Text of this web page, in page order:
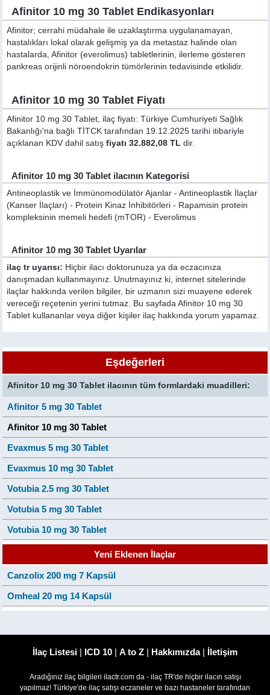
Afinitor 10 mg 30 Tablet Endikasyonları
Afinitor; cerrahi müdahale ile uzaklaştırma uygulanamayan,
hastalıkları lokal olarak gelişmiş ya da metastaz halinde olan
hastalarda, Afinitor (everolimus) tabletlerinin, ilerleme gösteren
pankreas orijinli nöroendokrin tümörlerinin tedavisinde etkilidir.
Afinitor 10 mg 30 Tablet Fiyatı
Afinitor 10 mg 30 Tablet, ilaç fiyatı: Türkiye Cumhuriyeti Sağlık
Bakanlığı'na bağlı TİTCK tarafından 19.12.2025 tarihi itibariyle
açıklanan KDV dahil satışfiyatı 32.882,08 TL dir.
Afinitor 10 mg 30 Tablet ilacının Kategorisi
Antineoplastik ve İmmünomodülatör Ajanlar - Antineoplastik İlaçlar
(Kanser İlaçları) - Protein Kinaz İnhibitörleri - Rapamisin protein
kompleksinin memeli hedefi (mTOR) - Everolimus
Afinitor 10 mg 30 Tablet Uyarılar
ilaç tr uyarısı: Hiçbir ilacı doktorunuza ya da eczacınıza
danışmadan kullanmayınız. Unutmayınız ki, internet sitelerinde
ilaçlar hakkında verilen bilgiler, bir uzmanın sizi muayene ederek
vereceği reçetenin yerini tutmaz. Bu sayfada Afinitor 10 mg 30
Tablet kullananlar veya diğer kişiler ilaç hakkında yorum yapamaz.
Eşdeğerleri
Afinitor 10 mg 30 Tablet ilacının tüm formlardaki muadilleri:
Afinitor 5 mg 30 Tablet
Afinitor 10 mg 30 Tablet
Evaxmus 5 mg 30 Tablet
Evaxmus 10 mg 30 Tablet
Votubia 2.5 mg 30 Tablet
Votubia 5 mg 30 Tablet
Votubia 10 mg 30 Tablet
Yeni Eklenen İlaçlar
Canzolix 200 mg 7 Kapsül
Omheal 20 mg 14 Kapsül
İlaç Listesi | ICD 10 | A to Z | Hakkımızda| İletişim
Aradığınız ilaç bilgileri ilactr.com da - ilaç TR'de hiçbir ilacın satışı
yapılmaz! Türkiye'de ilaç satışı eczaneler ve bazı hastaneler tarafından